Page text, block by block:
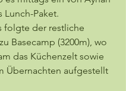
Lunch-Paket.
folgte der restliche
Basecamp (3200m), wo
das Küchenzelt sowie
Übernachten aufgestellt